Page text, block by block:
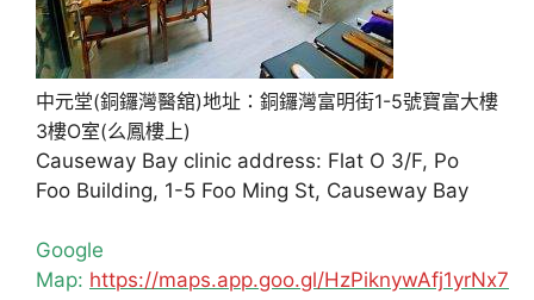
中元堂(銅鑼灣醫舘)地址：銅鑼灣富明街1-5號寶富大樓
3樓O室(么鳳樓上)
Causeway Bay clinic address: Flat O 3/F, Po
Foo Building, 1-5 Foo Ming St, Causeway Bay
Google
Map: https://maps.app.goo.gl/HzPiknywAfj1yrNx7